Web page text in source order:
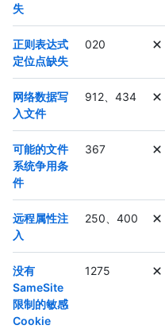
失
正则表达式
定位点缺失
020
网络数据写
入文件
912、434
可能的文件
系统争用条
件
367
远程属性注
入
250、400
没有
SameSite
限制的敏感
Cookie
1275